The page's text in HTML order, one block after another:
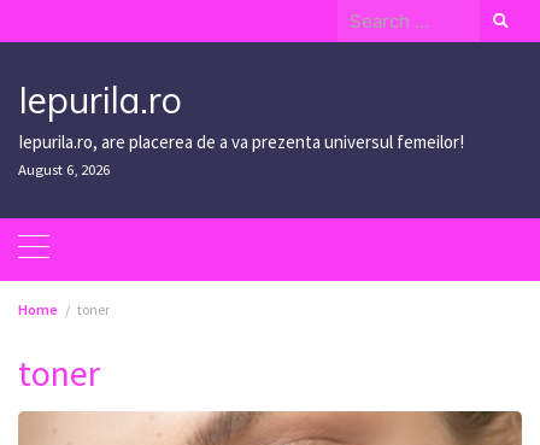
to
Search
for:
Iepurila.ro
Iepurila.ro, are placerea de a va prezenta universul femeilor!
August 6, 2026
Home toner
toner